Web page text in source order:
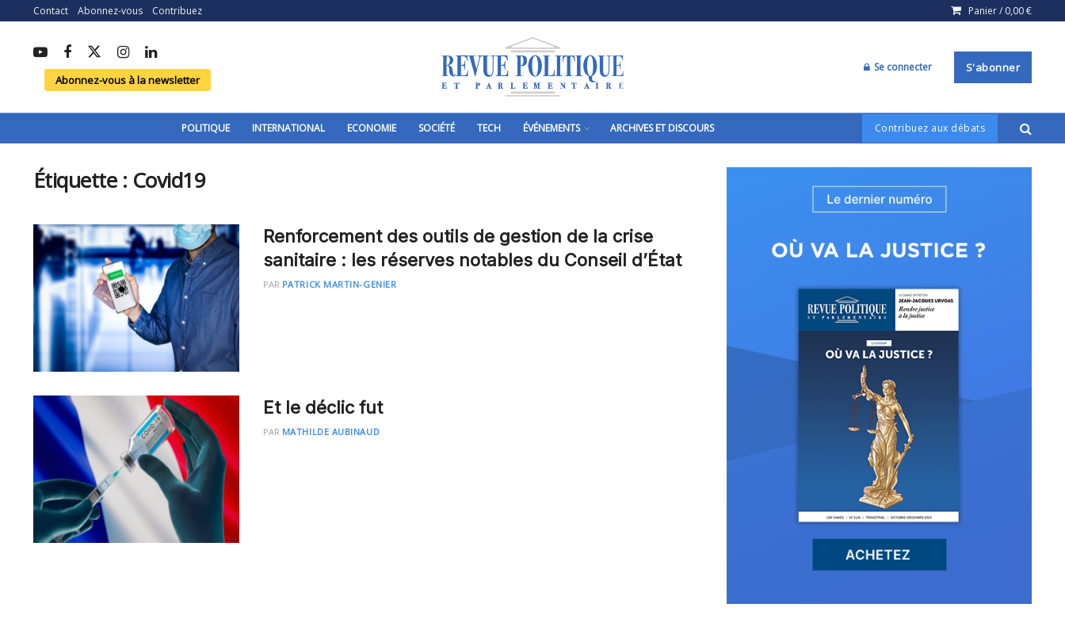
Contact Abonnez-vous Contribuez Panier / 0,00€
Abonnez-vous à la newsletter
Se connecter S'abonner
POLITIQUE INTERNATIONAL ECONOMIE SOCIÉTÉ TECH ÉVÉNEMENTS ARCHIVES ET DISCOURS Contribuez aux débats
Étiquette : Covid19
Renforcement des outils de gestion de la crise
sanitaire : les réserves notables du Conseil d’État
PAR PATRICK MARTIN-GENIER
Et le déclic fut
PAR MATHILDE AUBINAUD